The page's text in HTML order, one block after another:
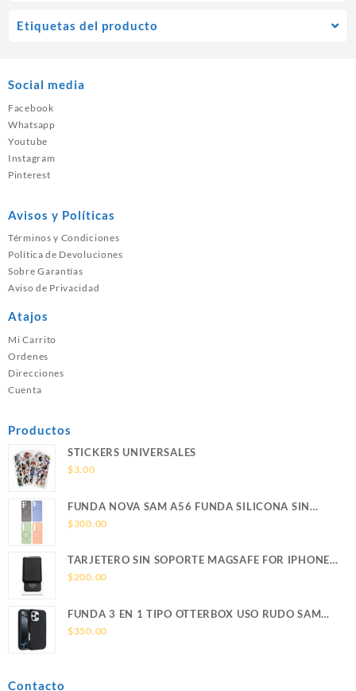
Etiquetas del producto
Social media
Facebook
Whatsapp
Youtube
Instagram
Pinterest
Avisos y Políticas
Términos y Condiciones
Política de Devoluciones
Sobre Garantías
Aviso de Privacidad
Atajos
Mi Carrito
Ordenes
Direcciones
Cuenta
Productos
STICKERS UNIVERSALES
$3.00
FUNDA NOVA SAM A56 FUNDA SILICONA SIN
SOPORTE MAGNETICO SAMSUNG
$300.00
TARJETERO SIN SOPORTE MAGSAFE FOR IPHONE
LEATHER WALLET MAGSAFE
$200.00
FUNDA 3 EN 1 TIPO OTTERBOX USO RUDO SAM
S26 ULTRA SAMSUNG S26 ULTRA
$350.00
Contacto